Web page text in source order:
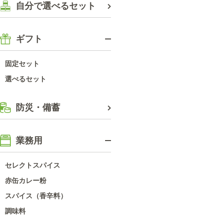
自分で選べるセット
ギフト
固定セット
選べるセット
防災・備蓄
業務用
セレクトスパイス
赤缶カレー粉
スパイス（香辛料）
調味料